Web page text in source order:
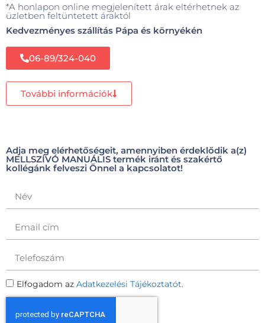
*A honlapon online megjelenített árak eltérhetnek az
üzletben feltüntetett áraktól
Kedvezményes szállítás Pápa és környékén
06-89/324-040
További információk
Adja meg elérhetőségeit, amennyiben érdeklődik a(z)
MELLSZÍVÓ MANUÁLIS termék iránt és szakértő
kollégánk felveszi Önnel a kapcsolatot!
Elfogadom az Adatkezelési Tájékoztatót.